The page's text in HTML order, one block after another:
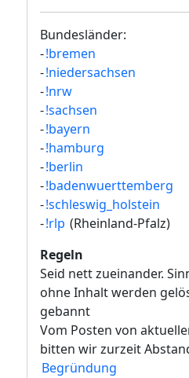
Bundesländer:
-!bremen
-!niedersachsen
-!nrw
-!sachsen
-!bayern
-!hamburg
-!berlin
-!badenwuerttemberg
-!schleswig_holstein
-!rlp (Rheinland-Pfalz)
Regeln
Seid nett zueinander.
ohne Inhalt werden
gebannt
Vom Posten von
bitten wir zurzeit
Begründung